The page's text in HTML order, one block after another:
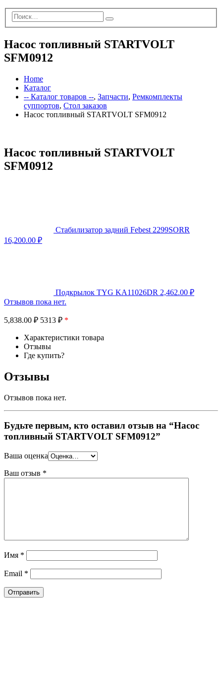
Насос топливный STARTVOLT
SFM0912
Home
Каталог
-- Каталог товаров --, Запчасти, Ремкомплекты
суппортов, Стол заказов
Насос топливный STARTVOLT SFM0912
Насос топливный STARTVOLT
SFM0912
Стабилизатор задний Febest 2299SORR
16,200.00 ₽
Подкрылок TYG KA11026DR 2,462.00 ₽
Отзывов пока нет.
5,838.00 ₽ 5313 ₽ *
Характеристики товара
Отзывы
Где купить?
Отзывы
Отзывов пока нет.
Будьте первым, кто оставил отзыв на “Насос
топливный STARTVOLT SFM0912”
Ваша оценка
Ваш отзыв *
Имя *
Email *